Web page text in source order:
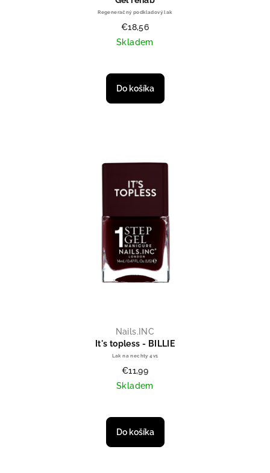
Regeneračný podkladový lak
€18,56
Skladem
Do košíka
Nails.INC
It's topless - BILLIE
Lak na nechty 4v1
€11,99
Skladem
Do košíka